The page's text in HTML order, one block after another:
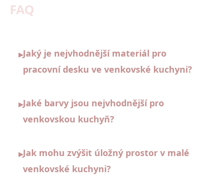
FAQ
▸Jaký je nejvhodnější materiál pro
pracovní desku ve venkovské kuchyni?
▸Jaké barvy jsou nejvhodnější pro
venkovskou kuchyň?
▸Jak mohu zvýšit úložný prostor v malé
venkovské kuchyni?